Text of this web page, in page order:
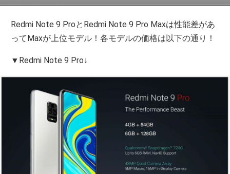
Redmi Note 9 ProとRedmi Note 9 Pro Maxは性能差があ
ってMaxが上位モデル！各モデルの価格は以下の通り！
▼Redmi Note 9 Pro↓